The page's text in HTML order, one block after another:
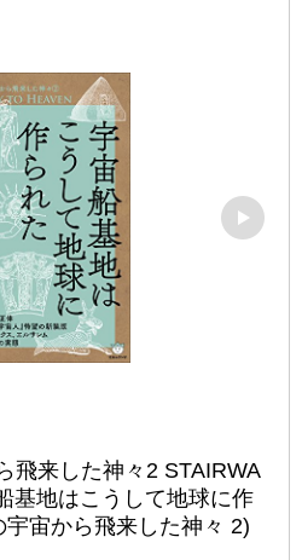
飛来した神々2 STAIRWA
基地はこうして地球に作
宙から飛来した神々 2)